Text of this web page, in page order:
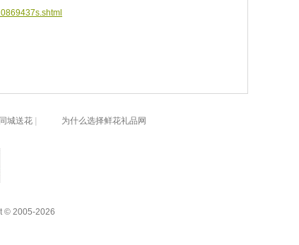
同城送花 为什么选择鲜花礼品网
© 2005-2026